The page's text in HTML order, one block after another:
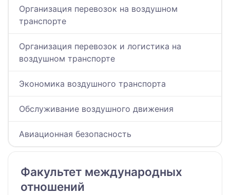
Организация перевозок на воздушном
транспорте
Организация перевозок и логистика на
воздушном транспорте
Экономика воздушного транспорта
Обслуживание воздушного движения
Авиационная безопасность
Факультет международных
отношений